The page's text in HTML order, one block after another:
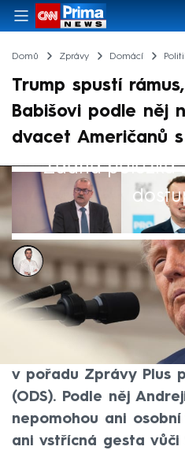
Domů Zprávy Domácí
Trump spustí
Babišovi podle něj
dvacet Američanů
Žádná položka
Petr Šilhán
3. čvn 2026, 12:35
Donald Trump spustí
na obranu České
nedosáhnou ani dvou
v pořadu Zprávy Plus
(ODS). Podle něj
nepomohou ani
ani vstřícná gesta vůči